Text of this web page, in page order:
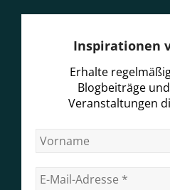
Inspirationen
Erhalte
Blogbeiträge
Veranstaltungen